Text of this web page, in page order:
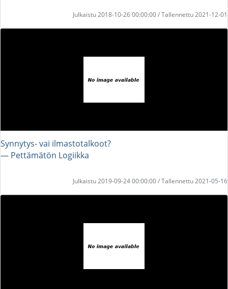
Julkaistu 2018-10-26 00:00:00 / Tallennettu 2021-12-01
Synnytys- vai ilmastotalkoot?
― Pettämätön Logiikka
Julkaistu 2019-09-24 00:00:00 / Tallennettu 2021-05-16